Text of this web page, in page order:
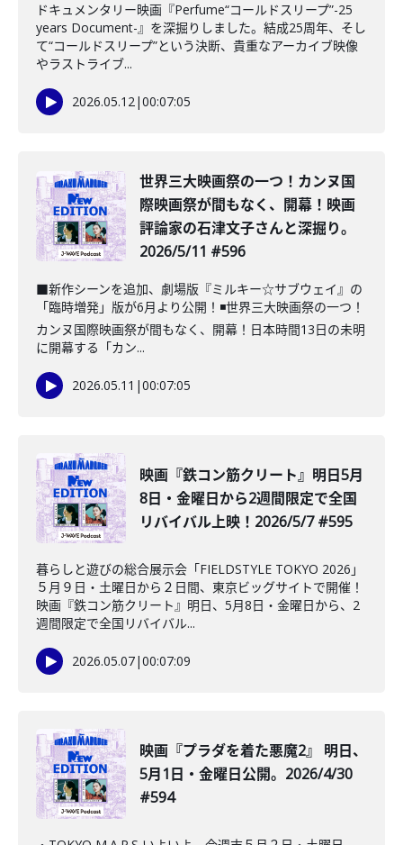
ドキュメンタリー映画『Perfume“コールドスリープ”-25
years Document-』を深掘りしました。結成25周年、そし
て“コールドスリープ”という決断、貴重なアーカイブ映像
やラストライブ...
2026.05.12|00:07:05
️世界三大映画祭の一つ！カンヌ国
際映画祭が間もなく、開幕！映画
評論家の石津文子さんと深掘り。
2026/5/11 #596
■新作シーンを追加、劇場版『ミルキー☆サブウェイ』の
「臨時増発」版が6月より公開！◾️世界三大映画祭の一つ！
カンヌ国際映画祭が間もなく、開幕！日本時間13日の未明
に開幕する「カン...
2026.05.11 |00:07:05
映画『鉄コン筋クリート』明日5月
8日・金曜日から2週間限定で全国
リバイバル上映！2026/5/7 #595
暮らしと遊びの総合展示会「FIELDSTYLE TOKYO 2026」
５月９日・土曜日から２日間、東京ビッグサイトで開催！
映画『鉄コン筋クリート』明日、5月8日・金曜日から、2
週間限定で全国リバイバル...
2026.05.07|00:07:09
映画『プラダを着た悪魔2』 明日、
5月1日・金曜日公開。2026/4/30
#594